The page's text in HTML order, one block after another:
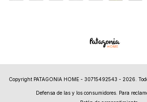
Copyright PATAGONIA HOME - 30715492543 - 2026.
Defensa de las y los consumidores. Para